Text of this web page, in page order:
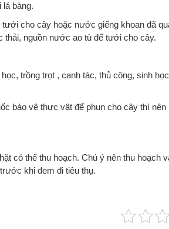
bàng.
cho cây hoặc nước giếng khoan đã
nguồn nước ao tù để tưới cho cây.
trồng trọt , canh tác, thủ công, sinh
bào vệ thực vật để phun cho cây thì
có thể thu hoạch. Chú ý nên thu hoạch
khi đem đi tiêu thụ.